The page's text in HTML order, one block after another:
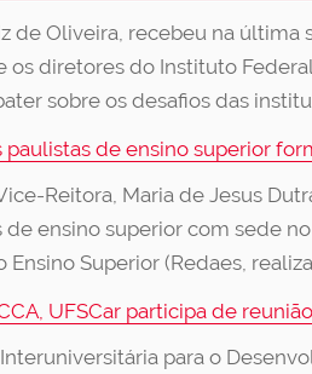
de Oliveira, recebeu na
os diretores do Instituto
sobre os desafios das
paulistas de ensino superior
Reitora, Maria de Jesus
ensino superior com sede
Ensino Superior (Redaes,
UFSCar participa de
para o